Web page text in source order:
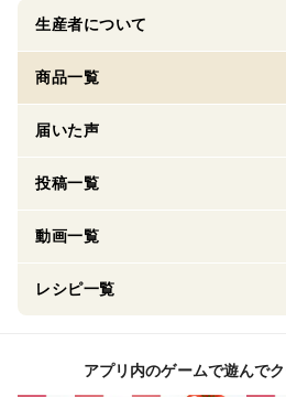
生産者について
商品一覧
届いた声
投稿一覧
動画一覧
レシピ一覧
アプリ内のゲームで遊んで